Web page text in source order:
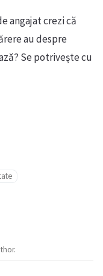
angajat crezi că
au despre
Se potrivește cu